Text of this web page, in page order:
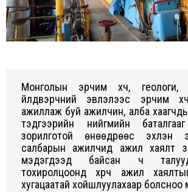
Монголын эрчим хүч, геологи,
үйлдвэрчний эвлэлээс эрчим
ажиллаж буй ажилчин, алба
тэдгээрийн нийгмийн
зорилготой өнөөдрөөс эхлэн
салбарын ажилчид ажил хаялт
мэдэгдээд байсан ч
тохиролцоонд хүрч ажил
хугацаатай хойшлуулахаар